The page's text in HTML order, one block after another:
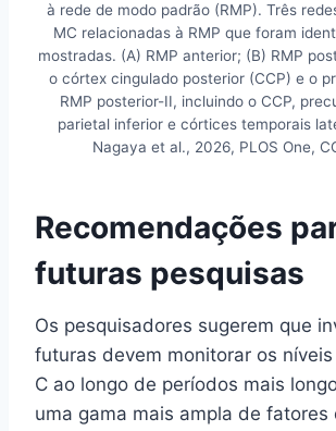
à rede de modo padrão (RMP). Três
MC relacionadas à RMP que foram
mostradas. (A) RMP anterior; (B) RMP
o córtex cingulado posterior (CCP) e o
RMP posterior-II, incluindo o CCP,
parietal inferior e córtices temporais
Nagaya et al., 2026, PLOS One,
Recomendações
futuras pesquisas
Os pesquisadores sugerem que
futuras devem monitorar os
C ao longo de períodos mais
uma gama mais ampla de fatores